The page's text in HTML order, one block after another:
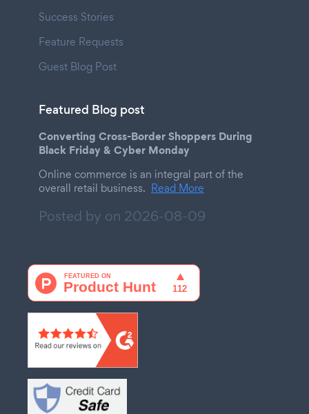
Success Stories
Feature Requests
Guest Blog Post
Featured Blog post
Converting Cross-Border Shoppers During
Black Friday & Cyber Monday
Online commerce is an integral part of the
overall retail business. Read More
Posted by on 2026-08-09